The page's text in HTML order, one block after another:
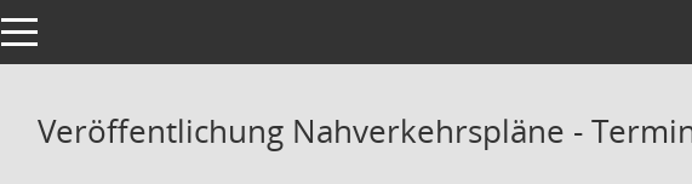
Toggle navigation
Veröffentlichung Nahverkehrspläne -